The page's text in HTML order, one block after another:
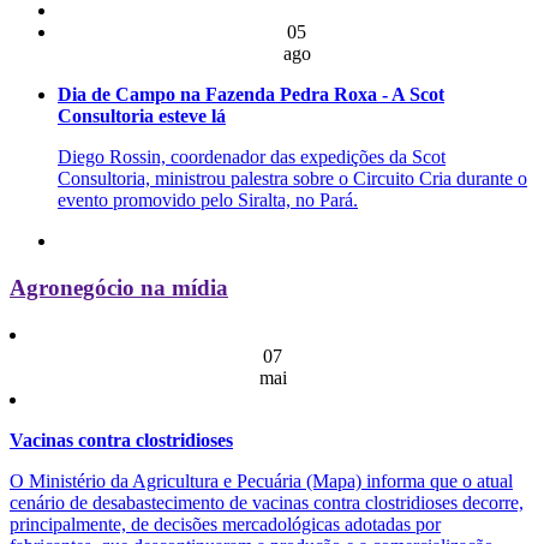
05
ago
Dia de Campo na Fazenda Pedra Roxa - A Scot
Consultoria esteve lá
Diego Rossin, coordenador das expedições da Scot
Consultoria, ministrou palestra sobre o Circuito Cria durante o
evento promovido pelo Siralta, no Pará.
Agronegócio na mídia
07
mai
Vacinas contra clostridioses
O Ministério da Agricultura e Pecuária (Mapa) informa que o atual
cenário de desabastecimento de vacinas contra clostridioses decorre,
principalmente, de decisões mercadológicas adotadas por